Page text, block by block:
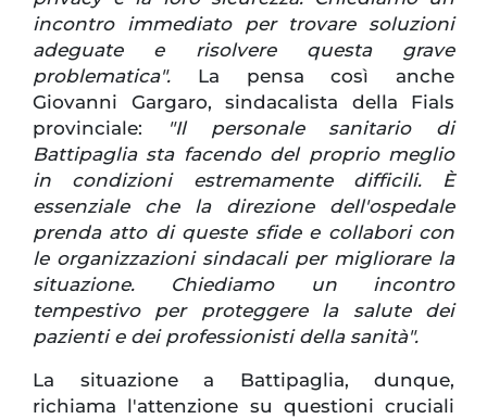
incontro immediato per trovare soluzioni
adeguate e risolvere questa grave
problematica". La pensa così anche
Giovanni Gargaro, sindacalista della Fials
provinciale:
"Il personale sanitario di
Battipaglia sta facendo del proprio meglio
in condizioni estremamente difficili. È
essenziale che la direzione dell'ospedale
prenda atto di queste sfide e collabori con
le organizzazioni sindacali per migliorare la
situazione. Chiediamo un incontro
tempestivo per proteggere la salute dei
pazienti e dei professionisti della sanità".
La situazione a Battipaglia, dunque,
richiama l'attenzione su questioni cruciali